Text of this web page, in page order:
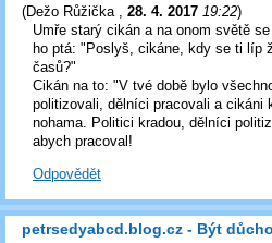
(Dežo Růžička , 28. 4. 2017 19:22)
Umře starý cikán a na onom světě
ho ptá: "Poslyš, cikáne, kdy se ti líp
časů?"
Cikán na to: "V tvé době bylo
politizovali, dělníci pracovali a cikáni
nohama. Politici kradou, dělníci
abych pracoval!
Odpovědět
petrsedyabcd.blog.cz - Být